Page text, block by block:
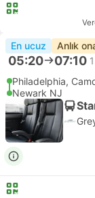
En ucuz Anlık
05:20 07:10
Philadelphia,
Newark NJ